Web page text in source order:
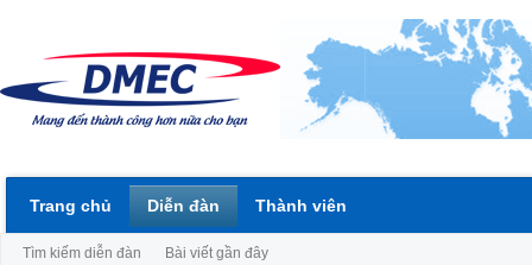
Trang chủ Diễn đàn
Tìm kiếm diễn đàn Bài viết gần đây
Thành viên